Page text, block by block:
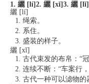
1. 纚 [lí] 2. 纚 [xǐ] 3. 纚 [lǐ]
纚 [lí]
绳索。
系住。
盛装的样子。
纚 [xǐ]
古代束发的布帛：“
连续不断：“车案行
古代一种可以滤物的